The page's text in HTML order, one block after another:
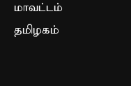
மாவட்டம்
தமிழகம்